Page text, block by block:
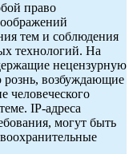
право
тем и соблюдения
технологий. На
нецензурную
возбуждающие
человеческого
IP-адреса
могут быть